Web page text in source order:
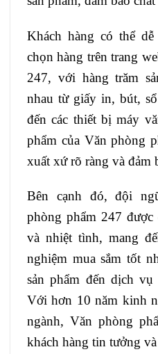
Khách hàng có thể
chọn hàng trên trang
247, với hàng trăm
nhau từ giấy in, bút,
đến các thiết bị máy
phẩm của Văn phòng
xuất xứ rõ ràng và đảm
Bên cạnh đó, đội
phòng phẩm 247 được
và nhiệt tình, mang
nghiệm mua sắm tốt
sản phẩm đến dịch vụ
Với hơn 10 năm kinh
ngành, Văn phòng
khách hàng tin tưởng